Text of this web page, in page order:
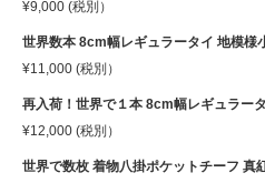
¥9,000 (税別）
世界数本 8cm幅レギュラータイ 地模様
¥11,000 (税別）
再入荷！世界で１本 8cm幅レギュラー
¥12,000 (税別）
世界で数枚 着物八掛ポケットチーフ 真